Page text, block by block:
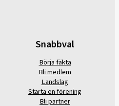
Snabbval
Börja fäkta
Bli medlem
Landslag
Starta en förening
Bli partner